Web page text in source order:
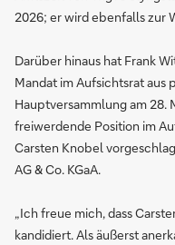
2026; er wird ebenfalls zur
Darüber hinaus hat Frank
Mandat im Aufsichtsrat
Hauptversammlung am 28.
freiwerdende Position im
Carsten Knobel
AG & Co. KGaA.
„Ich freue mich, dass
kandidiert. Als äußerst